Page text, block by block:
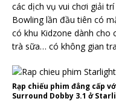
các dịch vụ vui chơi giải
Bowling lần đầu tiên có
có khu Kidzone dành cho
trà sữa… có không gian
Rạp chiếu phim đẳng cấp
Surround Dobby 3.1 ở